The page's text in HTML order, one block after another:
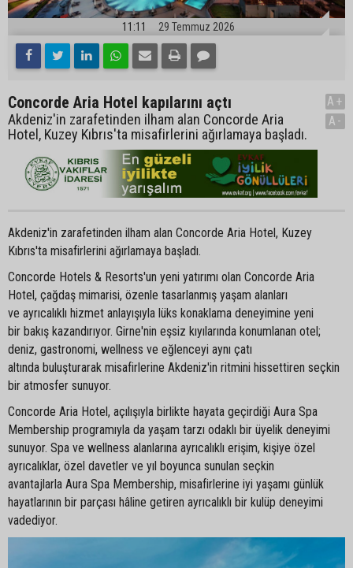
11:11 29 Temmuz 2026
Concorde Aria Hotel kapılarını açtı
Akdeniz'in zarafetinden ilham alan Concorde Aria
Hotel, Kuzey Kıbrıs'ta misafirlerini ağırlamaya başladı.
A+
A-
Akdeniz'in zarafetinden ilham alan Concorde Aria Hotel, Kuzey
Kıbrıs'ta misafirlerini ağırlamaya başladı.
Concorde Hotels & Resorts'un yeni yatırımı olan Concorde Aria
Hotel, çağdaş mimarisi, özenle tasarlanmış yaşam alanları
ve ayrıcalıklı hizmet anlayışıyla lüks konaklama deneyimine yeni
bir bakış kazandırıyor. Girne'nin eşsiz kıyılarında konumlanan otel;
deniz, gastronomi, wellness ve eğlenceyi aynı çatı
altında buluşturarak misafirlerine Akdeniz'in ritmini hissettiren seçkin
bir atmosfer sunuyor.
Concorde Aria Hotel, açılışıyla birlikte hayata geçirdiği Aura Spa
Membership programıyla da yaşam tarzı odaklı bir üyelik deneyimi
sunuyor. Spa ve wellness alanlarına ayrıcalıklı erişim, kişiye özel
ayrıcalıklar, özel davetler ve yıl boyunca sunulan seçkin
avantajlarla Aura Spa Membership, misafirlerine iyi yaşamı günlük
hayatlarının bir parçası hâline getiren ayrıcalıklı bir kulüp deneyimi
vadediyor.